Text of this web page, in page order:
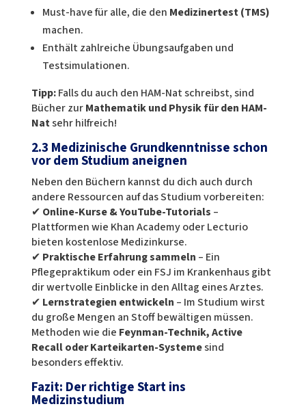
Must-have für alle, die den Medizinertest (TMS)
machen.
Enthält zahlreiche Übungsaufgaben und
Testsimulationen.
Tipp:Falls du auch den HAM-Nat schreibst, sind
Bücher zurMathematik und Physik für den HAM-
Natsehr hilfreich!
2.3 Medizinische Grundkenntnisse schon
vor dem Studium aneignen
Neben den Büchern kannst du dich auch durch
andere Ressourcen auf das Studium vorbereiten:
✔ Online-Kurse & YouTube-Tutorials –
Plattformen wie Khan Academy oder Lecturio
bieten kostenlose Medizinkurse.
✔ Praktische Erfahrung sammeln – Ein
Pflegepraktikum oder ein FSJ im Krankenhaus gibt
dir wertvolle Einblicke in den Alltag eines Arztes.
✔ Lernstrategien entwickeln – Im Studium wirst
du große Mengen an Stoff bewältigen müssen.
Methoden wie die Feynman-Technik, Active
Recall oder Karteikarten-Systemesind
besonders effektiv.
Fazit: Der richtige Start ins
Medizinstudium